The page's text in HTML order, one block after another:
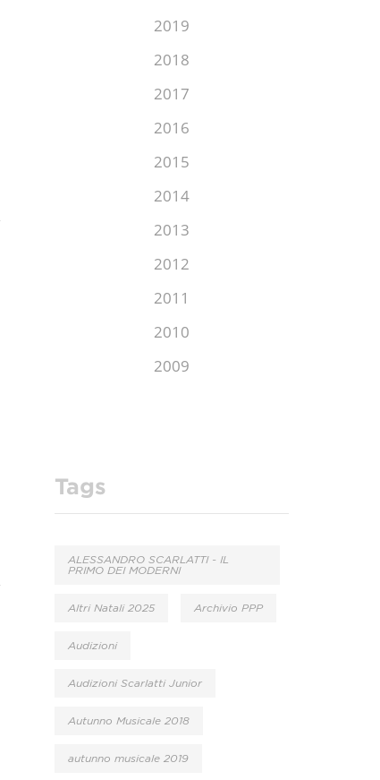
2019
2018
2017
2016
2015
2014
2013
2012
2011
2010
2009
Tags
ALESSANDRO SCARLATTI - IL
PRIMO DEI MODERNI
Altri Natali 2025 Archivio PPP
Audizioni
Audizioni Scarlatti Junior
Autunno Musicale 2018
autunno musicale 2019